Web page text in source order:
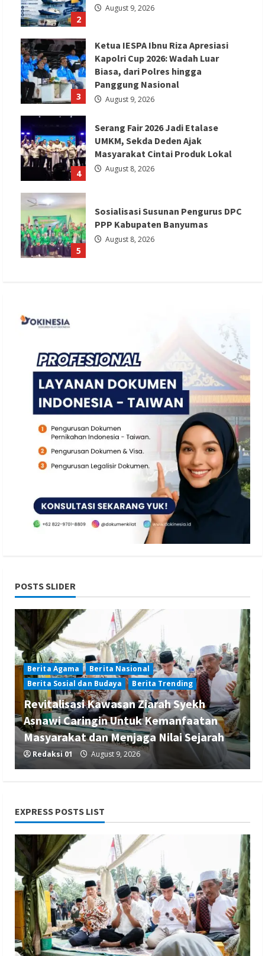
2
August 9, 2026
3
Ketua IESPA Ibnu Riza Apresiasi
Kapolri Cup 2026: Wadah Luar
Biasa, dari Polres hingga
Panggung Nasional
August 9, 2026
4
Serang Fair 2026 Jadi Etalase
UMKM, Sekda Deden Ajak
Masyarakat Cintai Produk Lokal
August 8, 2026
5
Sosialisasi Susunan Pengurus DPC
PPP Kabupaten Banyumas
August 8, 2026
POSTS SLIDER
Berita Agama
Berita Nasional
Berita Sosial dan Budaya
Berita Trending
Revitalisasi Kawasan Ziarah Syekh
Asnawi Caringin Untuk Kemanfaatan
Masyarakat dan Menjaga Nilai Sejarah
Redaksi 01 August 9, 2026
Berita Ekonomi dan Bisnis
Berita Nasional
Berita Trending
PT Alhadi Lampung Berjaya Rayakan
Anniversary 1 Tahun
Redaksi 01 August 9, 2026
EXPRESS POSTS LIST